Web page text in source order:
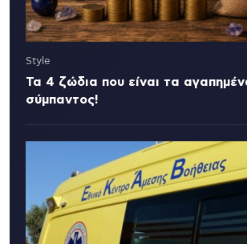
Style
Τα 4 ζώδια που είναι τα
σύμπαντος!